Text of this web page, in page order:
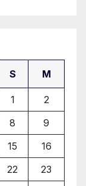
S M
1
2
8
9
15
16
22
23